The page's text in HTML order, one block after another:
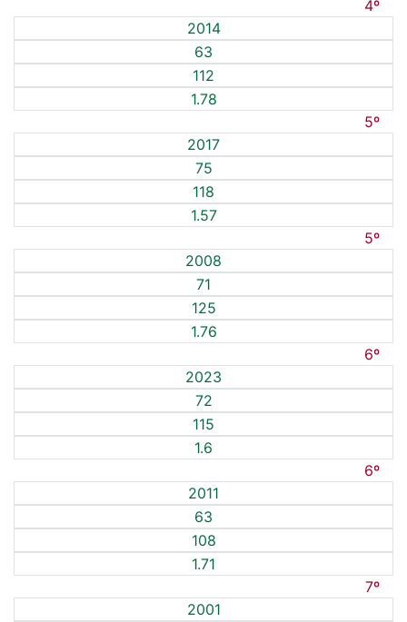
4º
2014
63
112
1.78
5º
2017
75
118
1.57
5º
2008
71
125
1.76
6º
2023
72
115
1.6
6º
2011
63
108
1.71
7º
2001